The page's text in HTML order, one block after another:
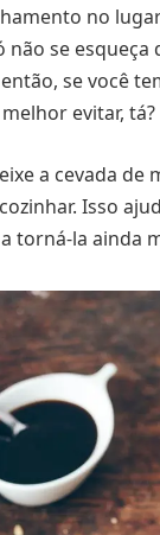
no
não se esqueça
se você
evitar, tá?
a cevada de
Isso
torná-la ainda